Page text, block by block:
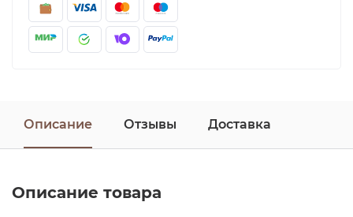
Описание Отзывы Доставка
Описание товара